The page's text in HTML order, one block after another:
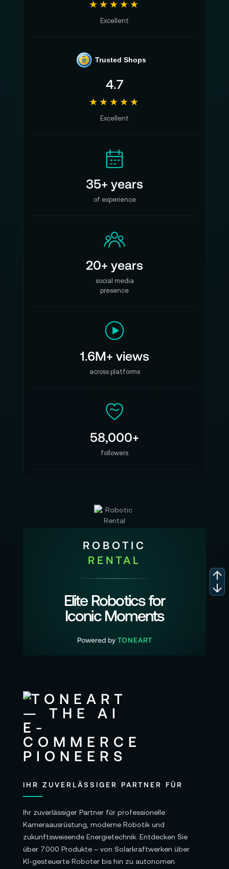
★★★★★
Excellent
e Trusted Shops
4.7
★★★★★
Excellent
35+ years
of experience
20+ years
social media
presence
1.6M+ views
across platforms
58,000+
followers
ROBOTIC
RENTAL
Elite Robotics for
Iconic Moments
Powered by TONEART
IHR ZUVERLÄSSIGER PARTNER FÜR
Ihr zuverlässiger Partner für professionelle
Kameraausrüstung, moderne Robotik und
zukunftsweisende Energietechnik. Entdecken Sie
über 7.000 Produkte – von Solarkraftwerken über
KI-gesteuerte Roboter bis hin zu autonomen